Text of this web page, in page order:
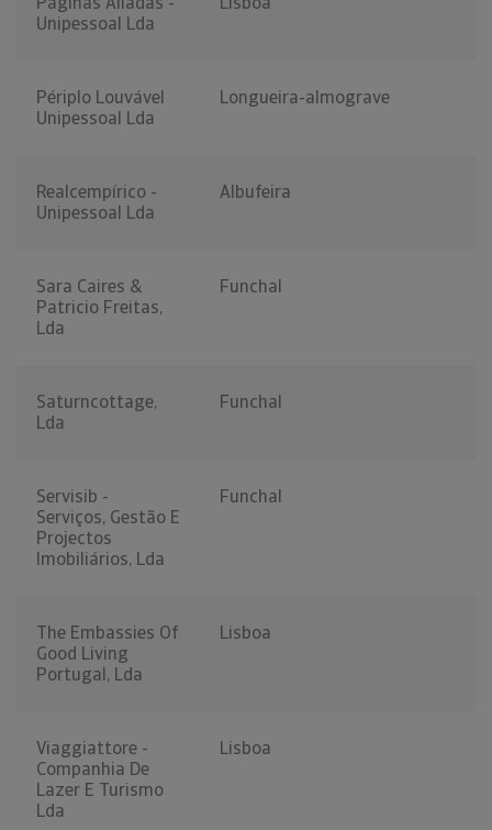
Unipessoal Lda
Périplo Louvável
Unipessoal Lda
Longueira-almograve
Realcempírico -
Unipessoal Lda
Albufeira
Sara Caires &
Patricio Freitas,
Lda
Funchal
Saturncottage,
Lda
Funchal
Servisib -
Serviços, Gestão E
Projectos
Imobiliários, Lda
Funchal
The Embassies Of
Good Living
Portugal, Lda
Lisboa
Viaggiattore -
Companhia De
Lazer E Turismo
Lda
Lisboa